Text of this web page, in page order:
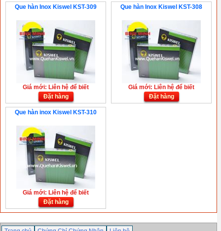
Que hàn Inox Kiswel KST-309
Giá mới: Liên hệ để biết
Đặt hàng
Que hàn Inox Kiswel KST-308
Giá mới: Liên hệ để biết
Đặt hàng
Que hàn inox Kiswel KST-310
Giá mới: Liên hệ để biết
Đặt hàng